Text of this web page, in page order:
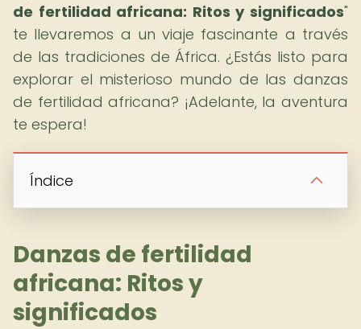
de fertilidad africana: Ritos y significados"
te llevaremos a un viaje fascinante a través
de las tradiciones de África. ¿Estás listo para
explorar el misterioso mundo de las danzas
de fertilidad africana? ¡Adelante, la aventura
te espera!
Índice
Danzas de fertilidad
africana: Ritos y
significados